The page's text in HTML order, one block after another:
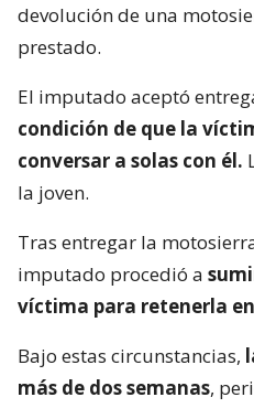
devolución de una
prestado.
El imputado aceptó
condición de que la
conversar a solas con él.
la joven.
Tras entregar la
imputado procedió a
víctima para retenerla
Bajo estas circunstancias,
más de dos semanas,